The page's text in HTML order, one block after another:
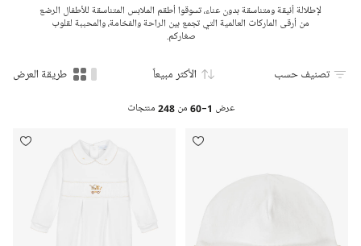
لإطلالة أنيقة ومتناسقة بدون عناء، تسوقوا أطقم الملابس المتناسقة للأطفال الرضع
من أرقى الماركات العالمية التي تجمع بين الراحة والفخامة، والمحببة لقلوب
صغاركم.
تصنيف حسب الأكثر مبيعاً طريقة العرض
عرض 1-60 من248 منتجات